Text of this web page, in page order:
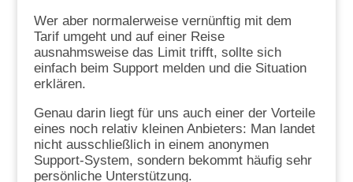
Wer aber normalerweise vernünftig mit dem
Tarif umgeht und auf einer Reise
ausnahmsweise das Limit trifft, sollte sich
einfach beim Support melden und die Situation
erklären.
Genau darin liegt für uns auch einer der Vorteile
eines noch relativ kleinen Anbieters: Man landet
nicht ausschließlich in einem anonymen
Support-System, sondern bekommt häufig sehr
persönliche Unterstützung.